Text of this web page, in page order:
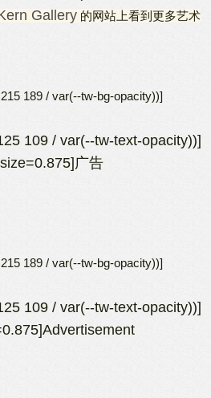
Gallery 的网站上看到更多艺术
189 / var(--tw-bg-opacity))]
109 / var(--tw-text-opacity))]
广告
189 / var(--tw-bg-opacity))]
109 / var(--tw-text-opacity))]